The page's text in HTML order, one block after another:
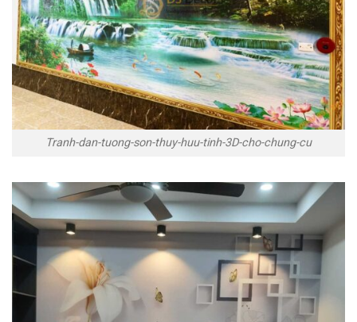
Tranh-dan-tuong-son-thuy-huu-tinh-3D-cho-chung-cu